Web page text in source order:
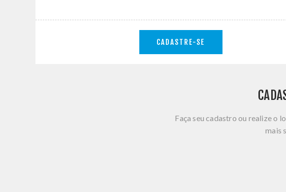
CADASTRE-SE
Faça seu cadastro ou realize o
mais